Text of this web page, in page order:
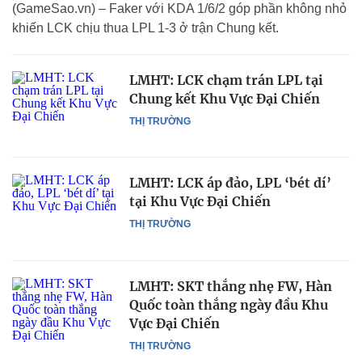
(GameSao.vn) – Faker với KDA 1/6/2 góp phần không nhỏ
khiến LCK chịu thua LPL 1-3 ở trận Chung kết.
THỊ TRƯỜNG
LMHT: LCK chạm trán LPL tại
Chung kết Khu Vực Đại Chiến
THỊ TRƯỜNG
LMHT: LCK áp đảo, LPL ‘bét dí’
tại Khu Vực Đại Chiến
THỊ TRƯỜNG
LMHT: SKT thắng nhẹ FW, Hàn
Quốc toàn thắng ngày đầu Khu
Vực Đại Chiến